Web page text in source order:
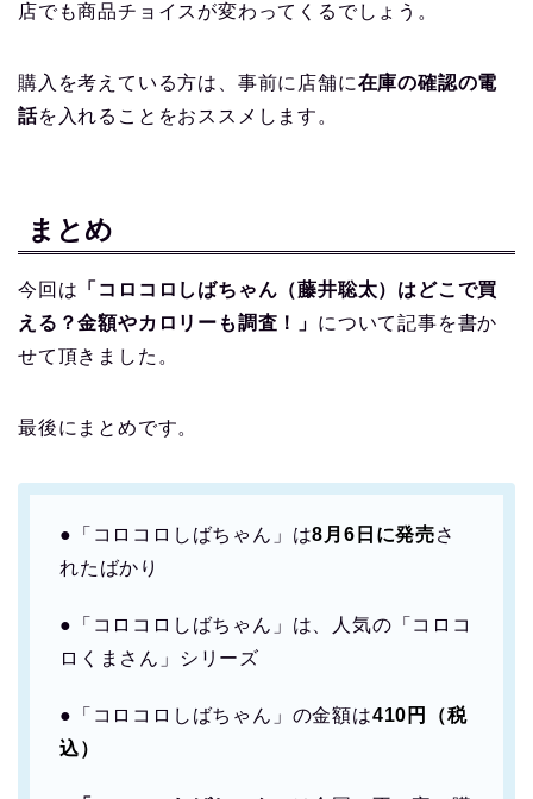
店でも商品チョイスが変わってくるでしょう。
購入を考えている方は、事前に店舗に在庫の確認の電
話を入れることをおススメします。
まとめ
今回は 「コロコロしばちゃん（藤井聡太）はどこで買
える？金額やカロリーも調査！」 について記事を書か
せて頂きました。
最後にまとめです。
●「コロコロしばちゃん」は8月6日に発売さ
れたばかり
●「コロコロしばちゃん」は、人気の「コロコ
ロくまさん」シリーズ
●「コロコロしばちゃん」の金額は410円（税
込）